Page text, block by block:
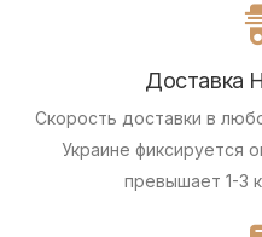
Доставка
Скорость доставки в
Украине фиксируется
превышает 1-3